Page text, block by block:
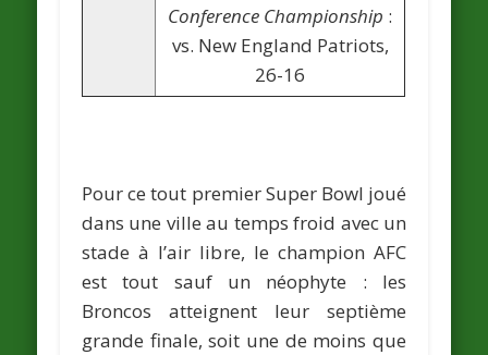
Conference Championship :
vs. New England Patriots,
26-16
Pour ce tout premier Super Bowl joué
dans une ville au temps froid avec un
stade à l’air libre, le champion AFC
est tout sauf un néophyte : les
Broncos atteignent leur septième
grande finale, soit une de moins que